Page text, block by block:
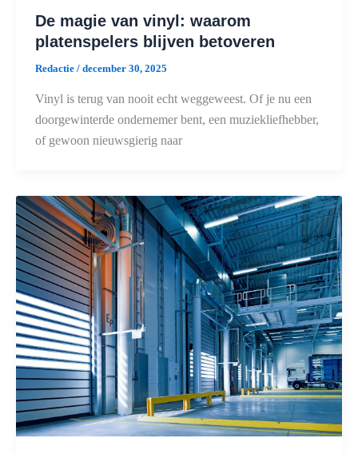
De magie van vinyl: waarom
platenspelers blijven betoveren
Redactie / december 30, 2025
Vinyl is terug van nooit echt weggeweest. Of je nu een
doorgewinterde ondernemer bent, een muziekliefhebber,
of gewoon nieuwsgierig naar